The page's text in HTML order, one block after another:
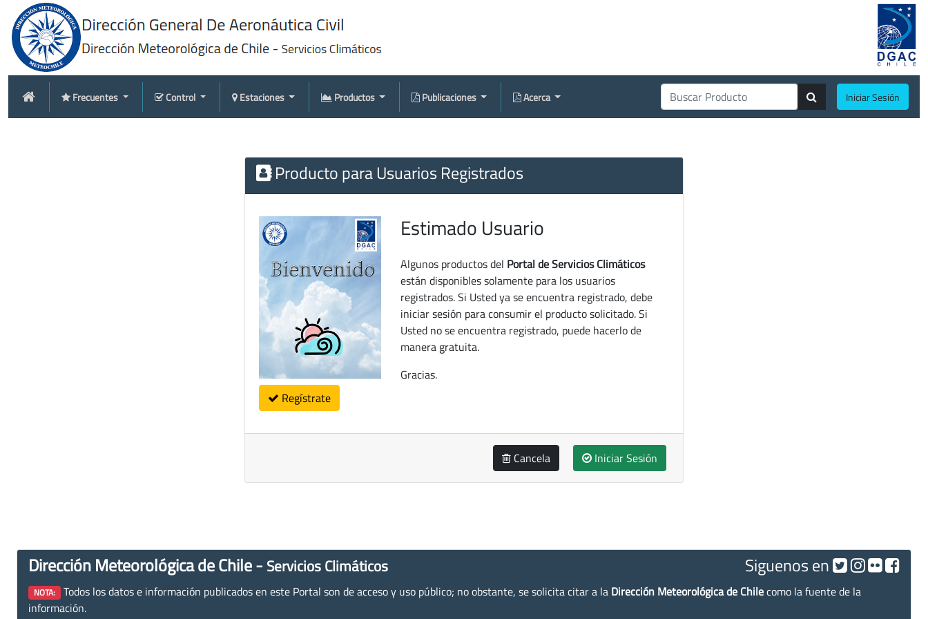
Frecuentes Control Estaciones Productos Publicaciones Acerca Iniciar Sesión
Producto para Usuarios Registrados
Regístrate
Estimado Usuario
Algunos productos del Portal de Servicios Climáticos
están disponibles solamente para los usuarios
registrados. Si Usted ya se encuentra registrado, debe
iniciar sesión para consumir el producto solicitado. Si
Usted no se encuentra registrado, puede hacerlo de
manera gratuita.
Gracias.
Cancela Iniciar Sesión
Dirección Meteorológica de Chile - Servicios Climáticos Siguenos en
NOTA: Todos los datos e información publicados en este Portal son de acceso y uso público; no obstante, se solicita citar a la Dirección Meteorológica de Chilecomo la fuente de la
información.